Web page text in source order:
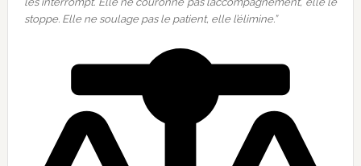
stoppe. Elle ne soulage pas le patient, elle l’élimine.”